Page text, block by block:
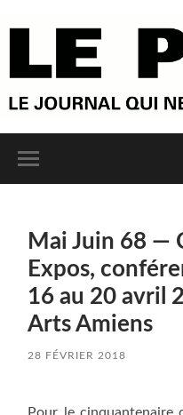
Mai Juin 68 —
Expos,
16 au 20 avril
Arts Amiens
28 FÉVRIER 2018